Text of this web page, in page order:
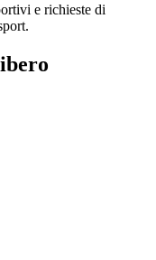
e richieste di